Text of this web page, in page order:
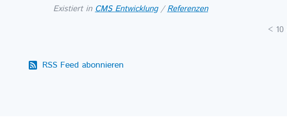
Existiert in CMS Entwicklung /Referenzen
<
RSS Feed abonnieren